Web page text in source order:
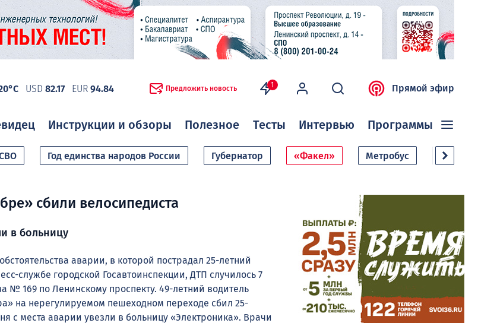
USD 82.17 EUR 94.84 Предложить новость 1 Прямой эфир
Инструкции и обзоры Полезное Тесты Интервью Программы
Год единства народов России Губернатор «Факел» Метробус Дачный
сбили велосипедиста
в больницу
аварии, в которой пострадал 25-летний
службе городской Госавтоинспекции, ДТП случилось 7
№ 169 по Ленинскому проспекту. 49-летний водитель
на нерегулируемом пешеходном переходе сбил 25-
с места аварии увезли в больницу «Электроника». Врачи